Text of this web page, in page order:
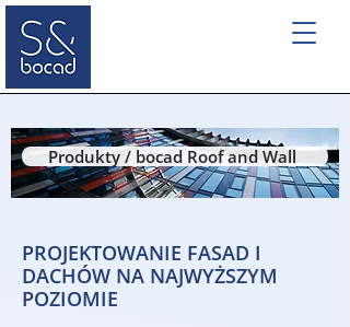
Produkty / bocad Roof and Wall
PROJEKTOWANIE FASAD I
DACHÓW NA NAJWYŻSZYM
POZIOMIE